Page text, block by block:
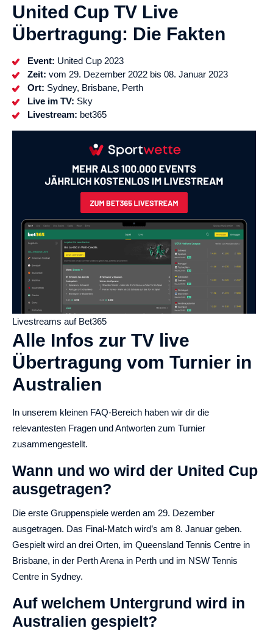
United Cup TV Live
Übertragung: Die Fakten
Event: United Cup 2023
Zeit: vom 29. Dezember 2022 bis 08. Januar 2023
Ort: Sydney, Brisbane, Perth
Live im TV: Sky
Livestream: bet365
Livestreams auf Bet365
Alle Infos zur TV live
Übertragung vom Turnier in
Australien
In unserem kleinen FAQ-Bereich haben wir dir die
relevantesten Fragen und Antworten zum Turnier
zusammengestellt.
Wann und wo wird der United Cup
ausgetragen?
Die erste Gruppenspiele werden am 29. Dezember
ausgetragen. Das Final-Match wird’s am 8. Januar geben.
Gespielt wird an drei Orten, im Queensland Tennis Centre in
Brisbane, in der Perth Arena in Perth und im NSW Tennis
Centre in Sydney.
Auf welchem Untergrund wird in
Australien gespielt?